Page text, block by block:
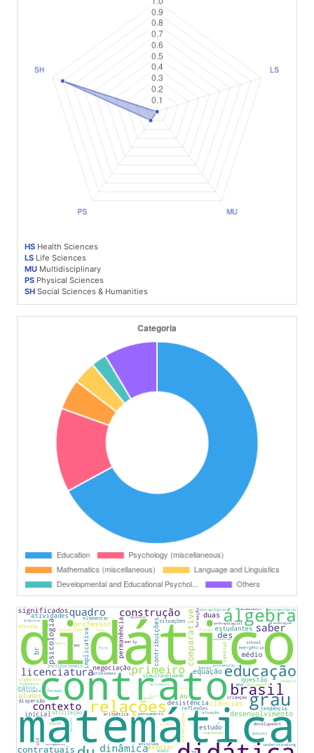
HS Health Sciences
LS Life Sciences
MU Multidisciplinary
PS Physical Sciences
SH Social Sciences & Humanities